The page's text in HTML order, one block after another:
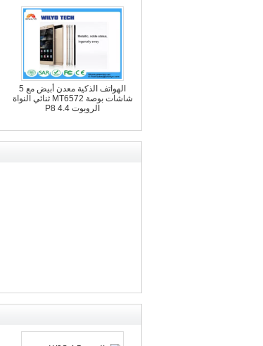
الهواتف الذكية معدن أبيض مع 5
شاشات بوصة MT6572 ثنائي النواة
الروبوت 4.4 P8